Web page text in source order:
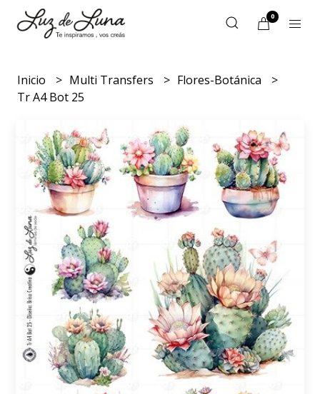
0
Inicio Multi Transfers
Flores-Botánica
Tr A4 Bot 25